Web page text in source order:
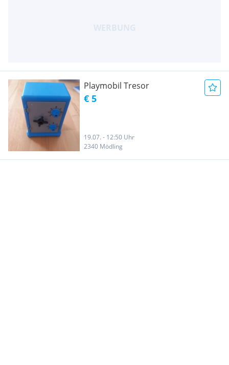
Playmobil Tresor
€ 5
19.07. - 12:50 Uhr
2340 Mödling